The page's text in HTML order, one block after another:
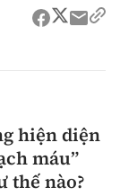
hiện diện
máu”
thế nào?